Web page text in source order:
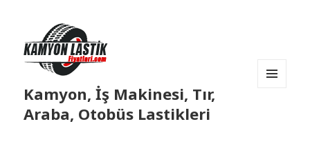
Kamyon, İş Makinesi, Tır,
Araba, Otobüs Lastikleri